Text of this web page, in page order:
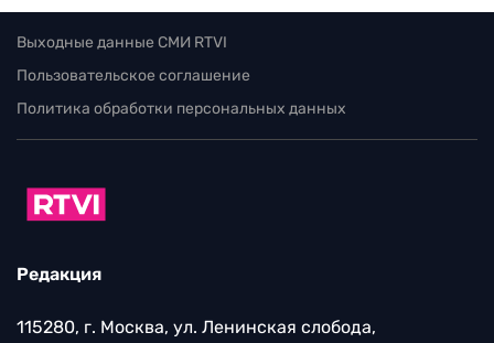
Выходные данные СМИ RTVI
Пользовательское соглашение
Политика обработки персональных данных
Редакция
115280, г. Москва, ул. Ленинская слобода,